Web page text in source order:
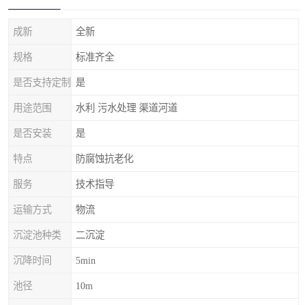
成新 全新
规格 标准齐全
是否支持定制 是
用途范围 水利 污水处理 渠道河道
是否安装 是
特点 防腐蚀抗老化
服务 技术指导
运输方式 物流
沉淀池种类 二沉淀
沉降时间 5min
池径 10m